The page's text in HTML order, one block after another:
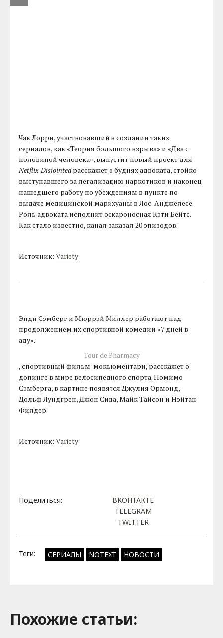
Чак Лорри, участвовавший в создании таких
сериалов, как «Теория большого взрыва» и «Два с
половиной человека», выпустит новый проект для
Netflix.Disjointedрасскажет о буднях адвоката, стойко
выступавшего за легализацию наркотиков и наконец
нашедшего работу по убеждениям в пункте по
выдаче медицинской марихуаны в Лос-Анджелесе.
Роль адвоката исполнит оскароносная Кэти Бейтс.
Как стало известно, канал заказал 20 эпизодов.
Источник:Variety
Энди Сэмберг и Мюррэй Миллер работают над
продолжением их спортивной комедии «7 дней в
аду».
Tour de Pharmacy
, спортивный фильм-мокьюментари, расскажет о
допинге в мире велосипедного спорта. Помимо
Сэмберга, в картине появятся Джулия Ормонд,
Дольф Лундгрен, Джон Сина, Майк Тайсон и Нэйтан
Филдер.
Источник:Variety
Поделиться:
ВКОНТАКТЕ
TELEGRAM
TWITTER
Теги: СЕРИАЛЫ NOTEXT НОВОСТИ
Похожие cтатьи: